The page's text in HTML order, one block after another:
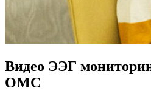
Видео ЭЭГ
ОМС